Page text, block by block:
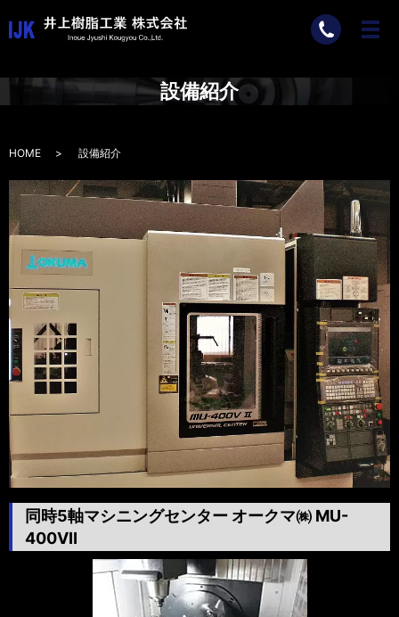
設備紹介
HOME 設備紹介
同時5軸マシニングセンター オークマ㈱ MU-
400VⅡ